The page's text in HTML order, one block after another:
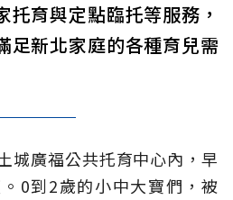
托育與定點臨托等服務，
足新北家庭的各種育兒需
城廣福公共托育中心內，早
0到2歲的小中大寶們，被